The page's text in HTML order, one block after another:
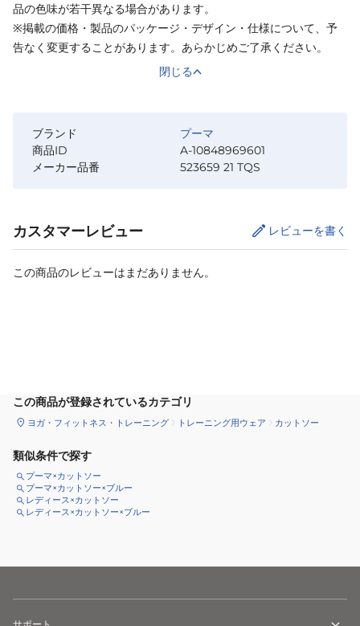
品の色味が若干異なる場合があります。
※掲載の価格・製品のパッケージ・デザイン・仕様について、予
告なく変更することがあります。あらかじめご了承ください。
閉じる
ブランド
プーマ
商品ID
A-10848969601
メーカー品番
523659 21 TQS
カスタマーレビュー レビューを書く
この商品のレビューはまだありません。
この商品が登録されているカテゴリ
ヨガ・フィットネス・トレーニング トレーニング用ウェア カットソー
類似条件で探す
プーマ×カットソー
プーマ×カットソー×ブルー
レディース×カットソー
レディース×カットソー×ブルー